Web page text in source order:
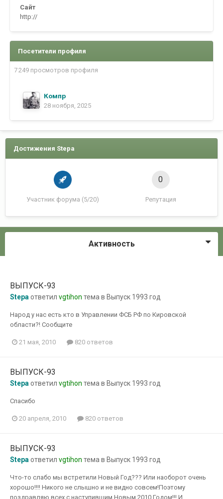
Сайт
http://
Посетители профиля
7 249 просмотров профиля
Компр
28 ноября, 2025
Достижения Stepa
Участник форума (5/20)
0
Репутация
Активность
ВЫПУСК-93
Stepa ответил vgtihon тема в Выпуск 1993 год
Народ у нас есть кто в Управлении ФСБ РФ по Кировской
области?! Сообщите
21 мая, 2010 820 ответов
ВЫПУСК-93
Stepa ответил vgtihon тема в Выпуск 1993 год
Спасибо
20 апреля, 2010 820 ответов
ВЫПУСК-93
Stepaответил vgtihon тема в Выпуск 1993 год
Что-то слабо мы встретили Новый Год??? Или наоборот очень
хорошо!!!! Никого не слышно и не видно совсем!Поэтому
поздравляю всех с наступившим Новым 2010 Годом!!! И...